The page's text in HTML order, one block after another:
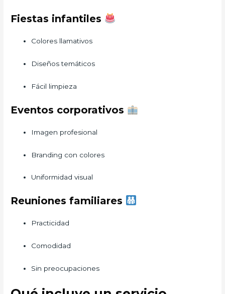
Fiestas infantiles
Colores llamativos
Diseños temáticos
Fácil limpieza
Eventos corporativos
Imagen profesional
Branding con colores
Uniformidad visual
Reuniones familiares
Practicidad
Comodidad
Sin preocupaciones